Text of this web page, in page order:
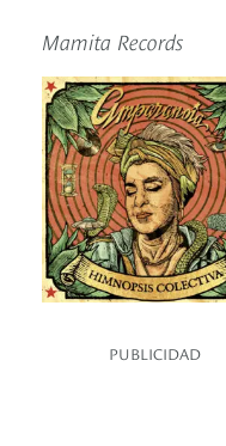
Mamita Records
PUBLICIDAD